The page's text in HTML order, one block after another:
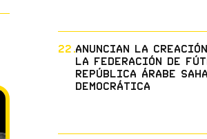
22.Anuncian la
la Federación de
República Árabe
Democrática